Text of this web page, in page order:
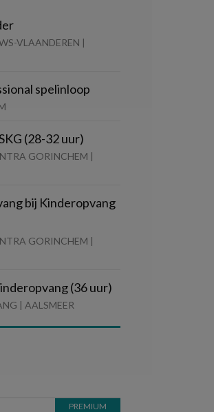
VLAANDEREN |
spelinloop
(28-32 uur)
GORINCHEM |
bij Kinderopvang
GORINCHEM |
(36 uur)
| AALSMEER